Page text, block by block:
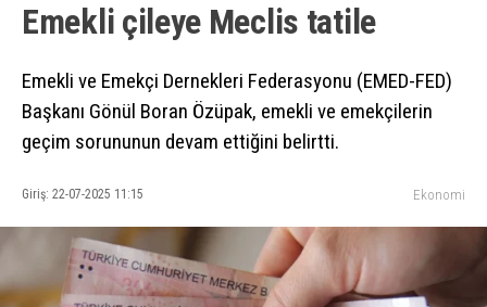
Emekli çileye Meclis tatile
Emekli ve Emekçi Dernekleri Federasyonu (EMED-FED)
Başkanı Gönül Boran Özüpak, emekli ve emekçilerin
geçim sorununun devam ettiğini belirtti.
Giriş: 22-07-2025 11:15 Ekonomi